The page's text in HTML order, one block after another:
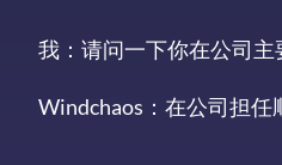
我：请问一下你在公司主
Windchaos：在公司担任